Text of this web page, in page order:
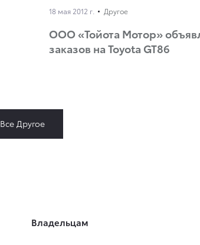
18 мая 2012 г. Другое
ООО «Тойота Мотор»
заказов на Toyota GT86
Все Другое
Владельцам